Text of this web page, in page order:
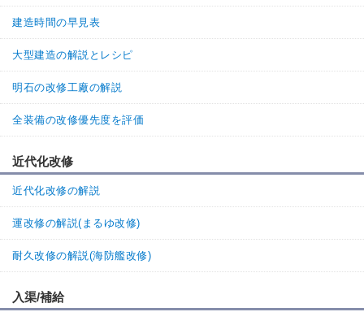
4. 名無しさん
三式ソナーの補正がさらに強化されて、今なら64レベルで対潜先制
できる。
時雨改二より低レベルで対潜先制できる
のみ。
返信(0)
3. ナ級後期型ⅡFlagship 通報
駆逐艦があんまり育ってないうちの艦隊では砲撃戦全般なら夕立、
建造時間の早見表
大型建造の解説とレシピ
明石の改修工廠の解説
全装備の改修優先度を評価
近代化改修
近代化改修の解説
運改修の解説(まるゆ改修)
耐久改修の解説(海防艦改修)
入渠/補給